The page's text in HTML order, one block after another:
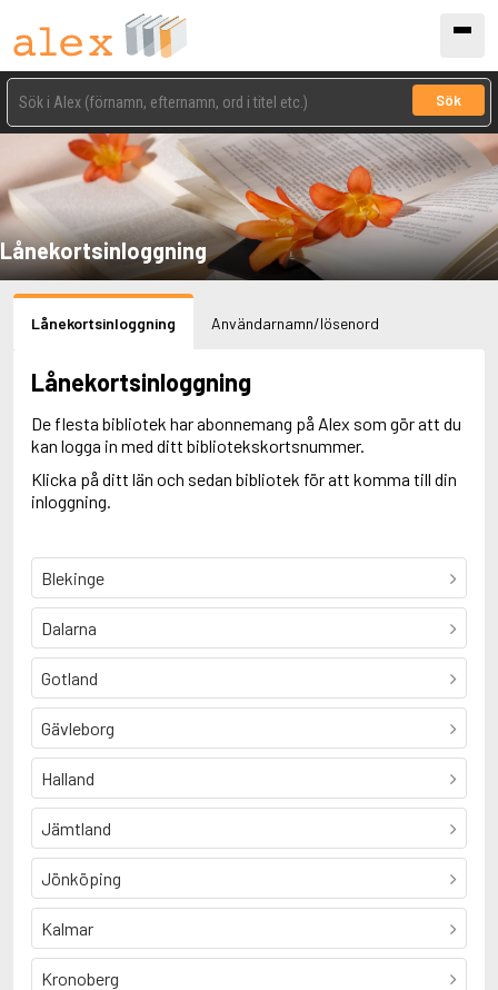
Sök
Lånekortsinloggning
Lånekortsinloggning Användarnamn/lösenord
Lånekortsinloggning
De flesta bibliotek har abonnemang på Alex som gör att du
kan logga in med ditt bibliotekskortsnummer.
Klicka på ditt län och sedan bibliotek för att komma till din
inloggning.
Blekinge
Dalarna
Gotland
Gävleborg
Halland
Jämtland
Jönköping
Kalmar
Kronoberg